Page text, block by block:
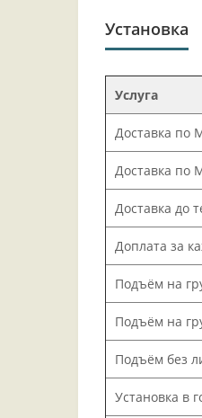
Установка
Услуга
Доставка по
Доставка по
Доставка до
Доплата за
Подъём на
Подъём на
Подъём без
Установка в